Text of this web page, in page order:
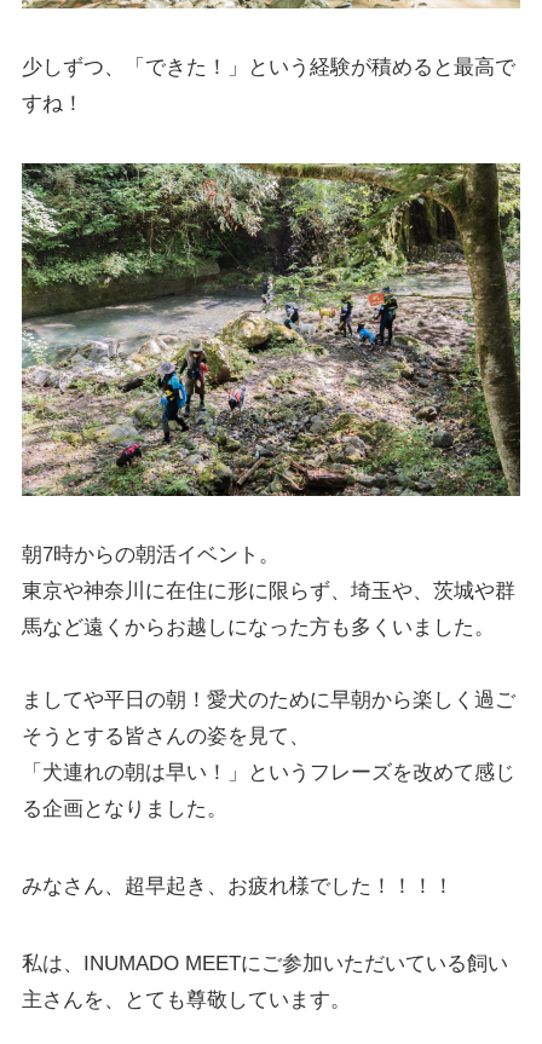
少しずつ、「できた！」という経験が積めると最高で
すね！
朝7時からの朝活イベント。
東京や神奈川に在住に形に限らず、埼玉や、茨城や群
馬など遠くからお越しになった方も多くいました。
ましてや平日の朝！愛犬のために早朝から楽しく過ご
そうとする皆さんの姿を見て、
「犬連れの朝は早い！」というフレーズを改めて感じ
る企画となりました。
みなさん、超早起き、お疲れ様でした！！！！
私は、INUMADO MEETにご参加いただいている飼い
主さんを、とても尊敬しています。